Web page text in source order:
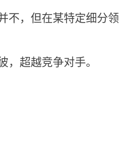
不，但在某特定细分领
超越竞争对手。